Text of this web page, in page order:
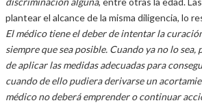
plantear el alcance de la misma diligencia, lo
El médico tiene el deber de intentar la
siempre que sea posible. Cuando ya no lo
de aplicar las medidas adecuadas para
cuando de ello pudiera derivarse un
médico no deberá emprender o continuar